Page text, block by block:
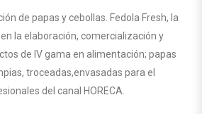
de papas y cebollas. Fedola Fresh, la
la elaboración, comercialización y
de IV gama en alimentación; papas
troceadas,envasadas para el
del canal HORECA.